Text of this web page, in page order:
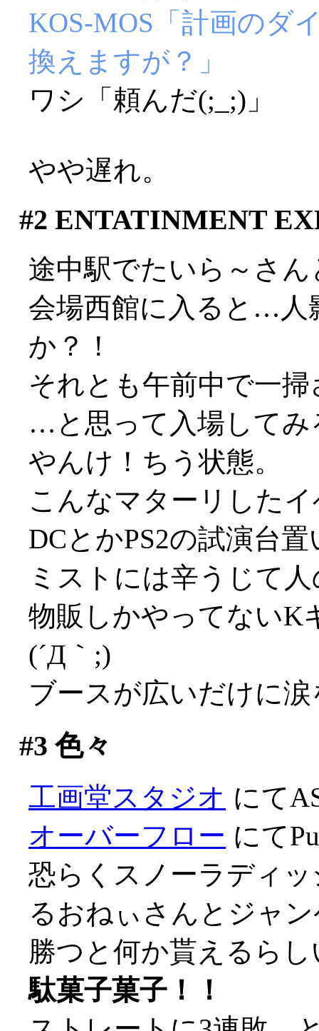
KOS-MOS「計画のダ
換えますが？」
ワシ「頼んだ(;_;)」
やや遅れ。
#2 ENTATINMENT
途中駅でたいら～さ
会場西館に入ると…人
か？！
それとも午前中で一
…と思って入場してみ
やんけ！ちう状態。
こんなマターリした
DCとかPS2の試演台
ミストには辛うじて
物販しかやってないK
(´Д｀;)
ブースが広いだけに
#3 色々
工画堂スタジオ にて
オーバーフロー にて
恐らくスノーラディ
るおねぃさんとジャ
勝つと何か貰えるら
駄菓子菓子！！